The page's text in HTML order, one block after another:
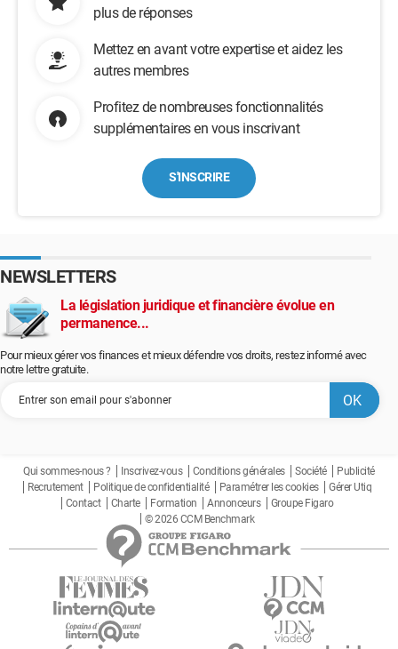
plus de réponses
Mettez en avant votre expertise et aidez les
autres membres
Profitez de nombreuses fonctionnalités
supplémentaires en vous inscrivant
S'INSCRIRE
NEWSLETTERS
La législation juridique et financière évolue en
permanence...
Pour mieux gérer vos finances et mieux défendre vos droits, restez informé avec
notre lettre gratuite.
Qui sommes-nous ? Inscrivez-vous Conditions générales Société
Publicité
Recrutement
Politique de confidentialité Paramétrer les cookies
Gérer Utiq
Contact
Charte Formation Annonceurs
Groupe Figaro
© 2026 CCM Benchmark